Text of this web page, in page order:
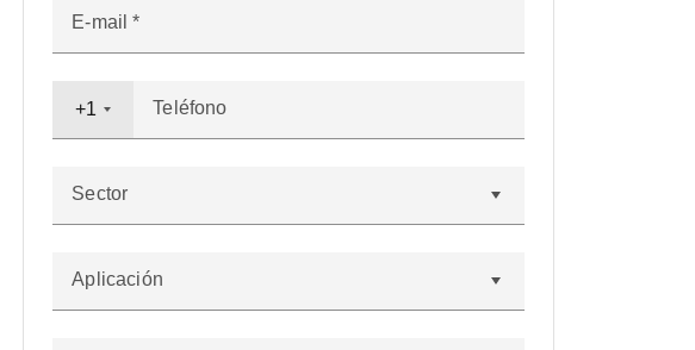
E-mail
Teléfono
+1
Sector
Aplicación